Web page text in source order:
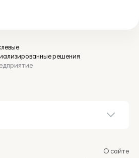
решения
О сайте